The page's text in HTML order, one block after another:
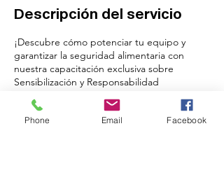
Descripción del servicio
¡Descubre cómo potenciar tu equipo y
garantizar la seguridad alimentaria con
nuestra capacitación exclusiva sobre
Sensibilización y Responsabilidad
Phone Email Facebook